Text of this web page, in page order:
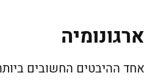
ארגונומיה
אחד ההיבטים החשובים